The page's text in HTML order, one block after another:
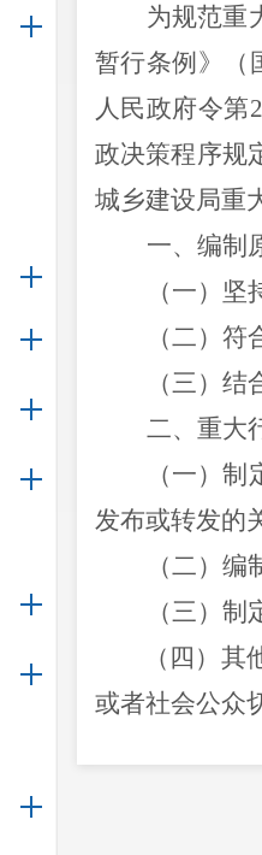
为规范重
暂行条例》（
人民政府令第
政决策程序规
城乡建设局重
一、编制
（一） 坚
（二） 符
（三）结
二、重大
（一）制
发布或转发的
（二） 编
（三）制
（四）
或者社会公众